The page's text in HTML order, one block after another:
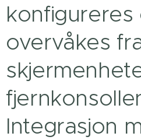
konfigureres
overvåkes
Integrasjon